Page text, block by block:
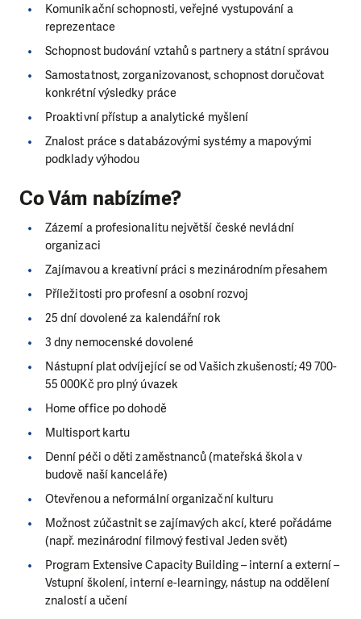
Komunikační schopnosti, veřejné vystupování a
reprezentace
Schopnost budování vztahů s partnery a státní správou
Samostatnost, zorganizovanost, schopnost doručovat
konkrétní výsledky práce
Proaktivní přístup a analytické myšlení
Znalost práce s databázovými systémy a mapovými
podklady výhodou
Co Vám nabízíme?
Zázemí a profesionalitu největší české nevládní
organizaci
Zajímavou a kreativní práci s mezinárodním přesahem
Příležitosti pro profesní a osobní rozvoj
25 dní dovolené za kalendářní rok
3 dny nemocenské dovolené
Nástupní plat odvíjející se od Vašich zkušeností; 49 700-
55 000Kč pro plný úvazek
Home office po dohodě
Multisport kartu
Denní péči o děti zaměstnanců (mateřská škola v
budově naší kanceláře)
Otevřenou a neformální organizační kulturu
Možnost zúčastnit se zajímavých akcí, které pořádáme
(např. mezinárodní filmový festival Jeden svět)
Program Extensive Capacity Building – interní a externí –
Vstupní školení, interní e-learningy, nástup na oddělení
znalostí a učení